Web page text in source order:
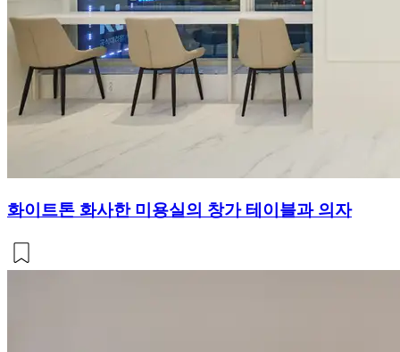
화이트톤 화사한 미용실의 창가 테이블과 의자